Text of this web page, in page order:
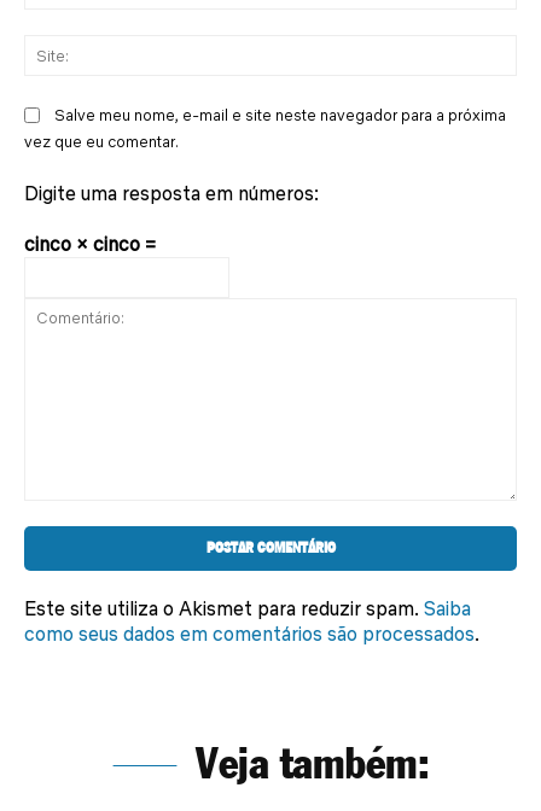
Salve meu nome, e-mail e site neste navegador para a próxima
vez que eu comentar.
Digite uma resposta em números:
cinco × cinco =
Este site utiliza o Akismet para reduzir spam. Saiba
como seus dados em comentários são processados.
Veja também: